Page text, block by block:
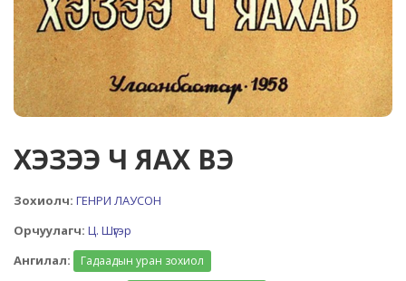
ХЭЗЭЭ Ч ЯАХ ВЭ
Зохиолч: ГЕНРИ ЛАУСОН
Орчуулагч: Ц. Шүгэр
Ангилал:
Гадаадын уран зохиол